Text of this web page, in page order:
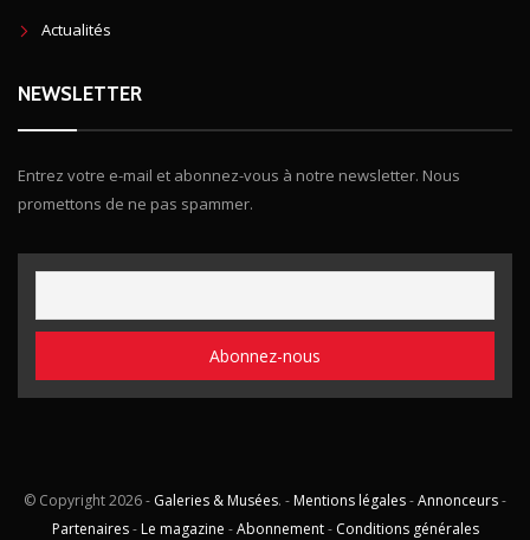
Actualités
NEWSLETTER
Entrez votre e-mail et abonnez-vous à notre newsletter. Nous
promettons de ne pas spammer.
© Copyright2026 - Galeries & Musées. - Mentions légales-Annonceurs-
Partenaires- Le magazine -Abonnement- Conditions générales